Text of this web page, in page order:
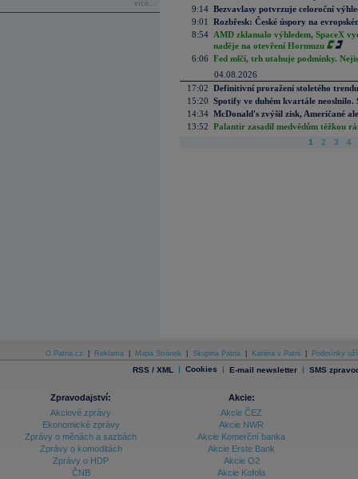
více...
9:14 Bezvavlasy potvrzuje celoroční
9:01
Rozbřesk: České úspory na
8:54 AMD zklamalo výhledem, SpaceX
naděje na otevření Hormuzu
6:06 Fed mlčí, trh utahuje podmínky.
04.08.2026
17:02 Definitivní proražení stoletého
15:20 Spotify ve duhém kvartále neoslnilo.
14:34 McDonald's zvýšil zisk, Američané
13:52 Palantir zasadil medvědům těžkou
1 2 3 4
O Patria.cz Reklama Mapa Stránek Skupina Patria Kariéra v Patrii Podmínky
RSS / XML | Cookies | E-mail newsletter | SMS
Zpravodajství:
Akciové zprávy
Ekonomické zprávy
Zprávy o měnách a sazbách
Zprávy o komoditách
Zprávy o HDP
ČNB
Akcie:
Akcie ČEZ
Akcie NWR
Akcie Komerční banka
Akcie Erste Bank
Akcie O2
Akcie Kofola